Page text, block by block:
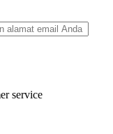
service